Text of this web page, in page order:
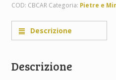
COD: CBCAR Categoria: Pietre e
Descrizione
Descrizione